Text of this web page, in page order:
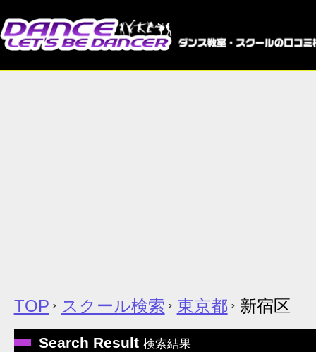
TOP スクール検索 東京都 新宿区
Search Result 検索結果